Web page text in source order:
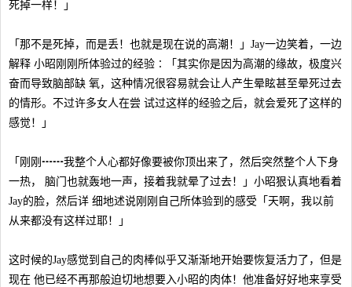
死掉一样！」
「那不是死掉，而是丢！也就是现在说的高潮！」Jay一边笑着，一边
解释 小昭刚刚所体验过的经验∶「其实你是因为高潮的缘故，极度兴
奋而导致脑部缺 氧，这种情况很容易就会让人产生晕眩甚至晕死过去
的情形。不过许多女人在尝 试过这样的经验之后，就会爱死了这样的
感觉！」
「刚刚┅┅我整个人心都好像要被你顶出来了，然后突然整个人下身
一热， 脑门也就轰地一声，接着我就晕了过去！」小昭狠认真地看着
Jay的脸，然后详 细地述说刚刚自己所体验到的感受「天啊，我以前
从来都没有这样过耶！」
这时候的Jay感觉到自己的肉棒似乎又渐渐地开始要恢复活力了，但是
现在 他已经不再那般迫切地想要入小昭的肉体！他准备好好地来享受